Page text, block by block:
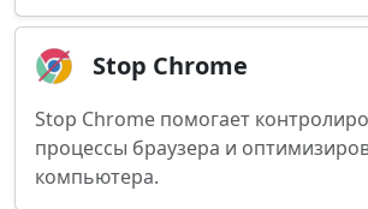
Stop Chrome
Stop Chrome помогает
процессы браузера и
компьютера.